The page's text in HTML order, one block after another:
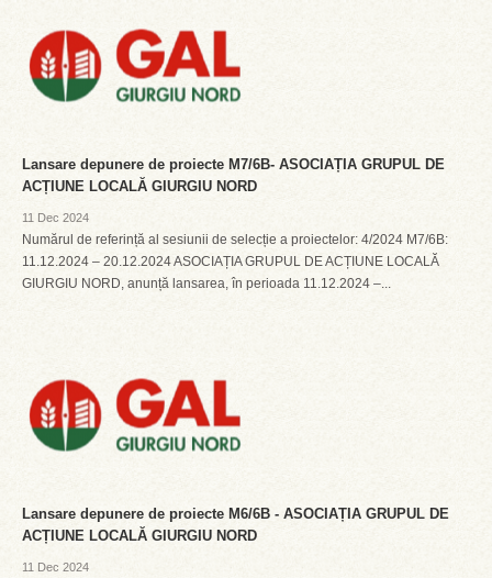
Lansare depunere de proiecte M7/6B- ASOCIAȚIA GRUPUL DE
ACȚIUNE LOCALĂ GIURGIU NORD
11 Dec 2024
Numărul de referință al sesiunii de selecție a proiectelor: 4/2024 M7/6B:
11.12.2024 – 20.12.2024 ASOCIAȚIA GRUPUL DE ACȚIUNE LOCALĂ
GIURGIU NORD, anunță lansarea, în perioada 11.12.2024 –...
Lansare depunere de proiecte M6/6B - ASOCIAȚIA GRUPUL DE
ACȚIUNE LOCALĂ GIURGIU NORD
11 Dec 2024